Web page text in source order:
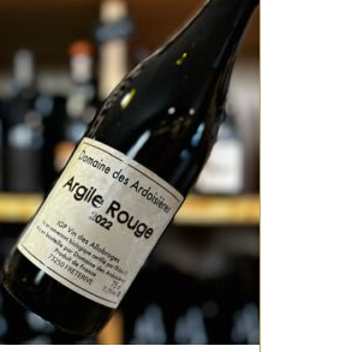
JURA/SAVOIE
» Argile » rouge
issu d’un assemblage de
Mondeuse et Persan.
provient des vignes
Ouest du coteau
noir et argileux, de
Pierre de Soucy. Cette
a une garde d’environ
AU PANIER